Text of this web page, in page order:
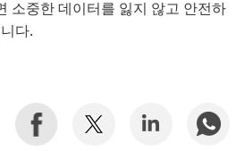
소중한 데이터를 잃지 않고 안전하
다.